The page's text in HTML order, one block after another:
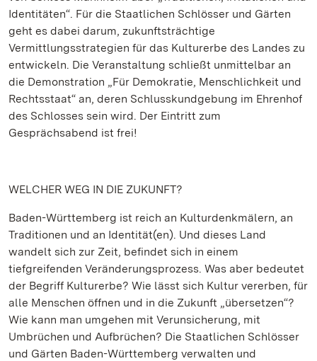
Identitäten“. Für die Staatlichen Schlösser und Gärten
geht es dabei darum, zukunftsträchtige
Vermittlungsstrategien für das Kulturerbe des Landes zu
entwickeln. Die Veranstaltung schließt unmittelbar an
die Demonstration „Für Demokratie, Menschlichkeit und
Rechtsstaat“ an, deren Schlusskundgebung im Ehrenhof
des Schlosses sein wird. Der Eintritt zum
Gesprächsabend ist frei!
WELCHER WEG IN DIE ZUKUNFT?
Baden-Württemberg ist reich an Kulturdenkmälern, an
Traditionen und an Identität(en). Und dieses Land
wandelt sich zur Zeit, befindet sich in einem
tiefgreifenden Veränderungsprozess. Was aber bedeutet
der Begriff Kulturerbe? Wie lässt sich Kultur vererben, für
alle Menschen öffnen und in die Zukunft „übersetzen“?
Wie kann man umgehen mit Verunsicherung, mit
Umbrüchen und Aufbrüchen? Die Staatlichen Schlösser
und Gärten Baden-Württemberg verwalten und